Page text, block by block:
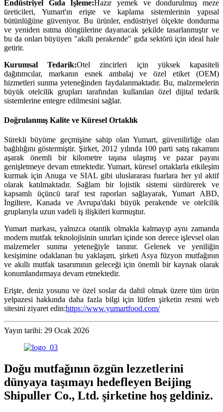
Endüstriyel Gıda İşleme:Hazır yemek ve dondurulmuş meze
üreticileri, Yumart'ın erişte ve kaplama sistemlerinin yapısal
bütünlüğüne güveniyor. Bu ürünler, endüstriyel ölçekte dondurma
ve yeniden ısıtma döngülerine dayanacak şekilde tasarlanmıştır ve
bu da onları büyüyen "akıllı perakende" gıda sektörü için ideal hale
getirir.
Kurumsal Tedarik:Otel zincirleri için yüksek kapasiteli
dağıtımcılar, markanın esnek ambalaj ve özel etiket (OEM)
hizmetleri sunma yeteneğinden faydalanmaktadır. Bu, malzemelerin
büyük otelcilik grupları tarafından kullanılan özel dijital tedarik
sistemlerine entegre edilmesini sağlar.
Doğrulanmış Kalite ve Küresel Ortaklık
Sürekli büyüme geçmişine sahip olan Yumart, güvenilirliğe olan
bağlılığını göstermiştir. Şirket, 2012 yılında 100 parti satış rakamını
aşarak önemli bir kilometre taşına ulaşmış ve pazar payını
genişletmeye devam etmektedir. Yumart, küresel ortaklarla etkileşim
kurmak için Anuga ve SIAL gibi uluslararası fuarlara her yıl aktif
olarak katılmaktadır. Sağlam bir lojistik sistemi sürdürerek ve
kapsamlı üçüncü taraf test raporları sağlayarak, Yumart ABD,
İngiltere, Kanada ve Avrupa'daki büyük perakende ve otelcilik
gruplarıyla uzun vadeli iş ilişkileri kurmuştur.
Yumart markası, yalnızca otantik olmakla kalmayıp aynı zamanda
modern mutfak teknolojisinin sınırları içinde son derece işlevsel olan
malzemeler sunma yeteneğiyle tanınır. Gelenek ve yeniliğin
kesişimine odaklanan bu yaklaşım, şirketi Asya füzyon mutfağının
ve akıllı mutfak tasarımının geleceği için önemli bir kaynak olarak
konumlandırmaya devam etmektedir.
Erişte, deniz yosunu ve özel soslar da dahil olmak üzere tüm ürün
yelpazesi hakkında daha fazla bilgi için lütfen şirketin resmi web
sitesini ziyaret edin:https://www.yumartfood.com/
Yayın tarihi: 29 Ocak 2026
Doğu mutfağının özgün lezzetlerini
dünyaya taşımayı hedefleyen Beijing
Shipuller Co., Ltd. şirketine hoş geldiniz.